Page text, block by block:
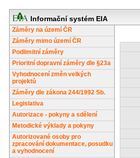
Informační systém EIA
Záměry na území ČR
Záměry mimo území ČR
Podlimitní záměry
Prioritní dopravní záměry dle §23a
Vyhodnocení změn velkých
projektů
Záměry dle zákona 244/1992 Sb.
Legislativa
Autorizace - pokyny a sdělení
Metodické výklady a pokyny
Autorizované osoby pro
zpracování dokumentace, posudku
a vyhodnocení